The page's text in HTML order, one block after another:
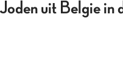
uit Belgie in